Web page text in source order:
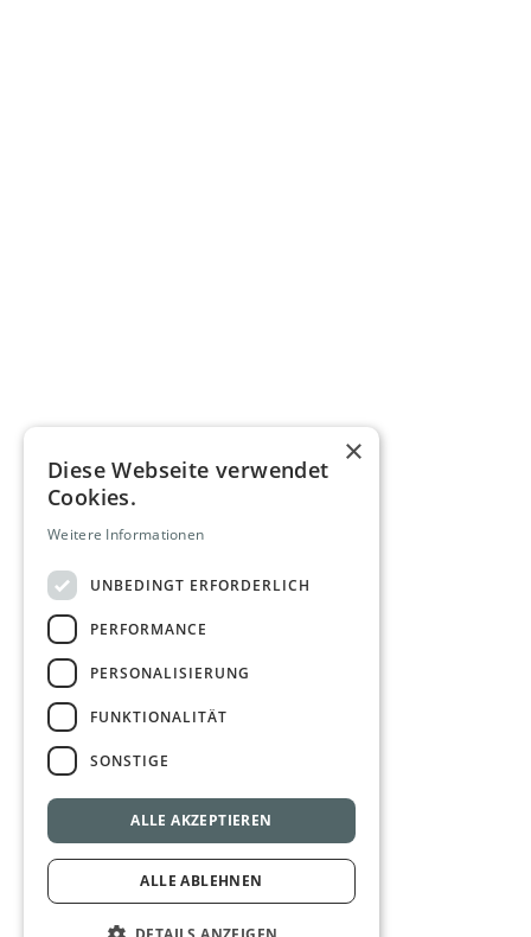
×
Diese Webseite verwendet
Cookies.
Weitere Informationen
UNBEDINGT ERFORDERLICH
PERFORMANCE
PERSONALISIERUNG
FUNKTIONALITÄT
SONSTIGE
ALLE AKZEPTIEREN
ALLE ABLEHNEN